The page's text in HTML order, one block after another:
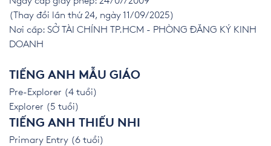
(Thay đổi lần thứ 24, ngày 11/09/2025)
Nơi cấp: SỞ TÀI CHÍNH TP.HCM - PHÒNG ĐĂNG KÝ KINH
DOANH
TIẾNG ANH MẪU GIÁO
Pre-Explorer (4 tuổi)
Explorer (5 tuổi)
TIẾNG ANH THIẾU NHI
Primary Entry (6 tuổi)